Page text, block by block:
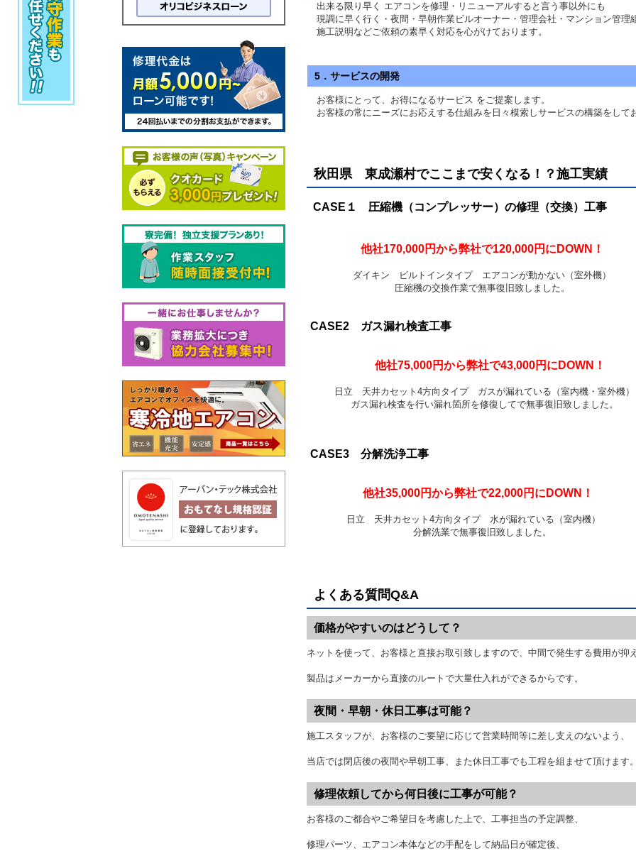
出来る限り早く エアコンを修理・リニューアルすると言う事以外にも
現調に早く行く・夜間・早朝作業ビルオーナー・管理会社・マンション管理
施工説明などご依頼の素早く対応を心がけております。
5．サービスの開発
お客様にとって、お得になるサービス をご提案します。
お客様の常にニーズにお応えする仕組みを日々模索しサービスの構築をして
秋田県 東成瀬村でここまで安くなる！？施工実績
CASE１ 圧縮機（コンプレッサー）の修理（交換）工事
他社170,000円から弊社で120,000円にDOWN！
ダイキン ビルトインタイプ エアコンが動かない（室外機）
圧縮機の交換作業で無事復旧致しました。
CASE2 ガス漏れ検査工事
他社75,000円から弊社で43,000円にDOWN！
日立 天井カセット4方向タイプ ガスが漏れている（室内機・室外機）
ガス漏れ検査を行い漏れ箇所を修復してで無事復旧致しました。
CASE3 分解洗浄工事
他社35,000円から弊社で22,000円にDOWN！
日立 天井カセット4方向タイプ 水が漏れている（室内機）
分解洗業で無事復旧致しました。
よくある質問Q&A
価格がやすいのはどうして？
ネットを使って、お客様と直接お取引致しますので、中間で発生する費用が抑
製品はメーカーから直接のルートで大量仕入れができるからです。
夜間・早朝・休日工事は可能？
施工スタッフが、お客様のご要望に応じて営業時間等に差し支えのないよう、
当店では閉店後の夜間や早朝工事、また休日工事でも工程を組ませて頂けます。
修理依頼してから何日後に工事が可能？
お客様のご都合やご希望日を考慮した上で、工事担当の予定調整、
修理パーツ、エアコン本体などの手配をして納品日が確定後、